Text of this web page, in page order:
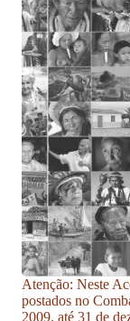
Atenção: Neste
postados no
2009, até 31 de